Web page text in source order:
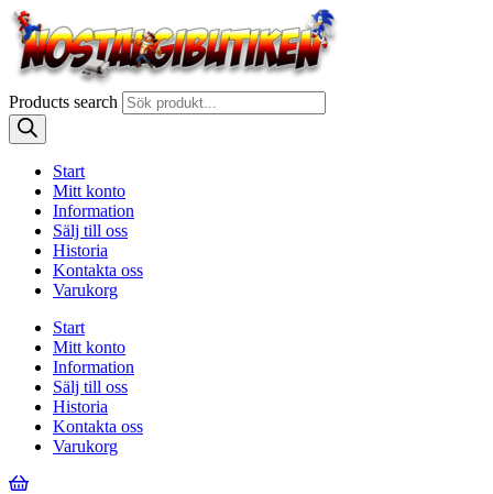
Products search
Start
Mitt konto
Information
Sälj till oss
Historia
Kontakta oss
Varukorg
Start
Mitt konto
Information
Sälj till oss
Historia
Kontakta oss
Varukorg